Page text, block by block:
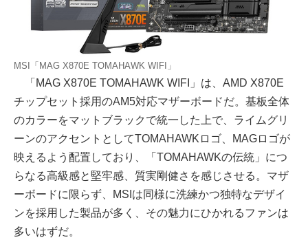
MSI「MAG X870E TOMAHAWK WIFI」
「MAG X870E TOMAHAWK WIFI」は、AMD X870E
チップセット採用のAM5対応マザーボードだ。基板全体
のカラーをマットブラックで統一した上で、ライムグリ
ーンのアクセントとしてTOMAHAWKロゴ、MAGロゴが
映えるよう配置しており、「TOMAHAWKの伝統」につ
らなる高級感と堅牢感、質実剛健さを感じさせる。マザ
ーボードに限らず、MSIは同様に洗練かつ独特なデザイ
ンを採用した製品が多く、その魅力にひかれるファンは
多いはずだ。